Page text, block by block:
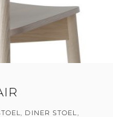
, DINER STOEL,